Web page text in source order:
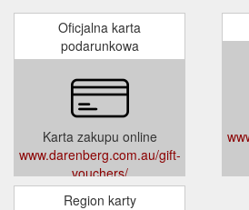
Oficjalna karta
podarunkowa
Karta zakupu online
www.darenberg.com.au/gift-
vouchers/
Region karty